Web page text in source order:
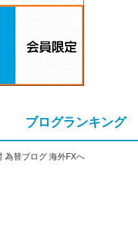
ブログランキング